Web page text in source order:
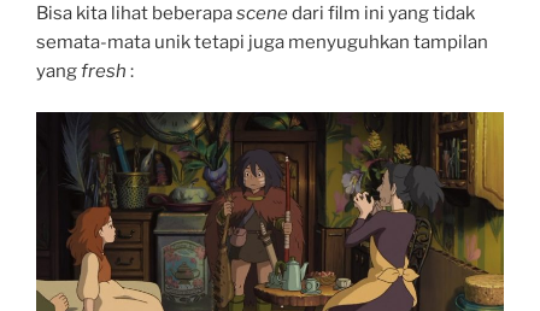
Bisa kita lihat beberapascenedari film ini yang tidak
semata-mata unik tetapi juga menyuguhkan tampilan
yangfresh :